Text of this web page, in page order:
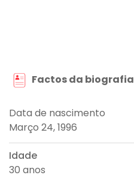
Factos da biografia
Data de nascimento
Março 24, 1996
Idade
30 anos